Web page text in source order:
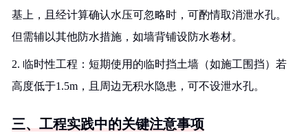
基上，且经计算确认水压可忽略时，可酌情取消泄水孔。
但需辅以其他防水措施，如墙背铺设防水卷材。
2. 临时性工程：短期使用的临时挡土墙（如施工围挡）若
高度低于1.5m，且周边无积水隐患，可不设泄水孔。
三、工程实践中的关键注意事项